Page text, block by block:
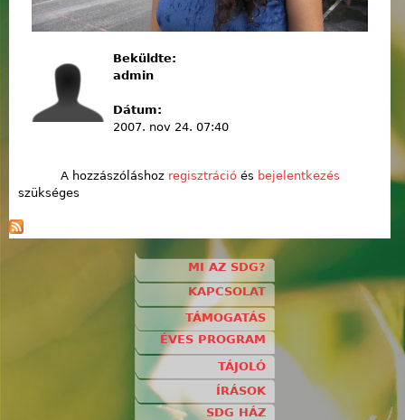
Beküldte:
admin
Dátum:
2007. nov 24. 07:40
A hozzászóláshoz regisztrációés bejelentkezés
szükséges
MI AZ SDG?
KAPCSOLAT
TÁMOGATÁS
ÉVES PROGRAM
TÁJOLÓ
ÍRÁSOK
SDG HÁZ